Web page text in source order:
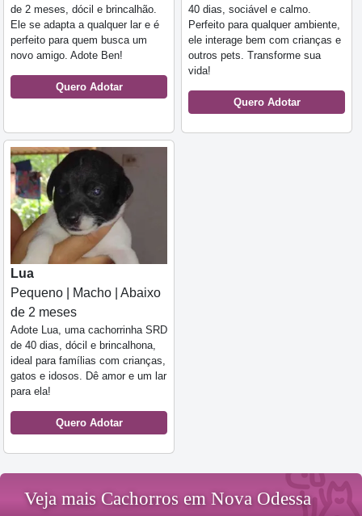
de 2 meses, dócil e brincalhão.
Ele se adapta a qualquer lar e é
perfeito para quem busca um
novo amigo. Adote Ben!
Quero Adotar
40 dias, sociável e calmo.
Perfeito para qualquer ambiente,
ele interage bem com crianças e
outros pets. Transforme sua
vida!
Quero Adotar
Lua
Pequeno | Macho | Abaixo
de 2 meses
Adote Lua, uma cachorrinha SRD
de 40 dias, dócil e brincalhona,
ideal para famílias com crianças,
gatos e idosos. Dê amor e um lar
para ela!
Quero Adotar
Veja mais Cachorros em Nova Odessa